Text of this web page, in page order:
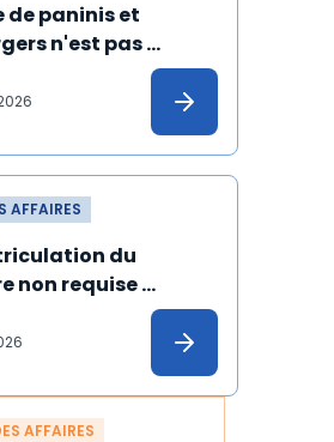
de paninis et
n'est pas
dans un bail à usage
pâtes, salades
AFFAIRES
du
non requise
locaux formant un
le local principal
AFFAIRES